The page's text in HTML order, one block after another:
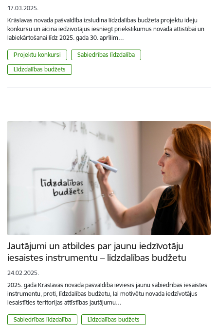
17.03.2025.
Krāslavas novada pašvaldība izsludina līdzdalības budžeta projektu ideju
konkursu un aicina iedzīvotājus iesniegt priekšlikumus novada attīstībai un
labiekārtošanai līdz 2025. gada 30. aprīlim…
Projektu konkursi
Sabiedrības līdzdalība
Līdzdalības budžets
Jautājumi un atbildes par jaunu iedzīvotāju
iesaistes instrumentu – līdzdalības budžetu
24.02.2025.
2025. gadā Krāslavas novada pašvaldība ieviesīs jaunu sabiedrības iesaistes
instrumentu, proti, līdzdalības budžetu, lai motivētu novada iedzīvotājus
iesaistīties teritorijas attīstības jautājumu…
Sabiedrības līdzdalība Līdzdalības budžets